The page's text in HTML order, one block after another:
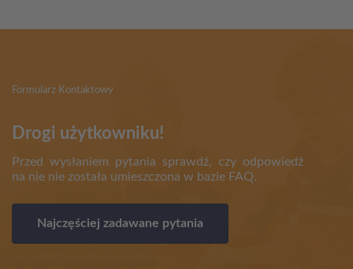
Formularz Kontaktowy
Drogi użytkowniku!
Przed wysłaniem pytania sprawdź, czy odpowiedź
na nie nie została umieszczona w bazie FAQ.
Najczęściej zadawane pytania